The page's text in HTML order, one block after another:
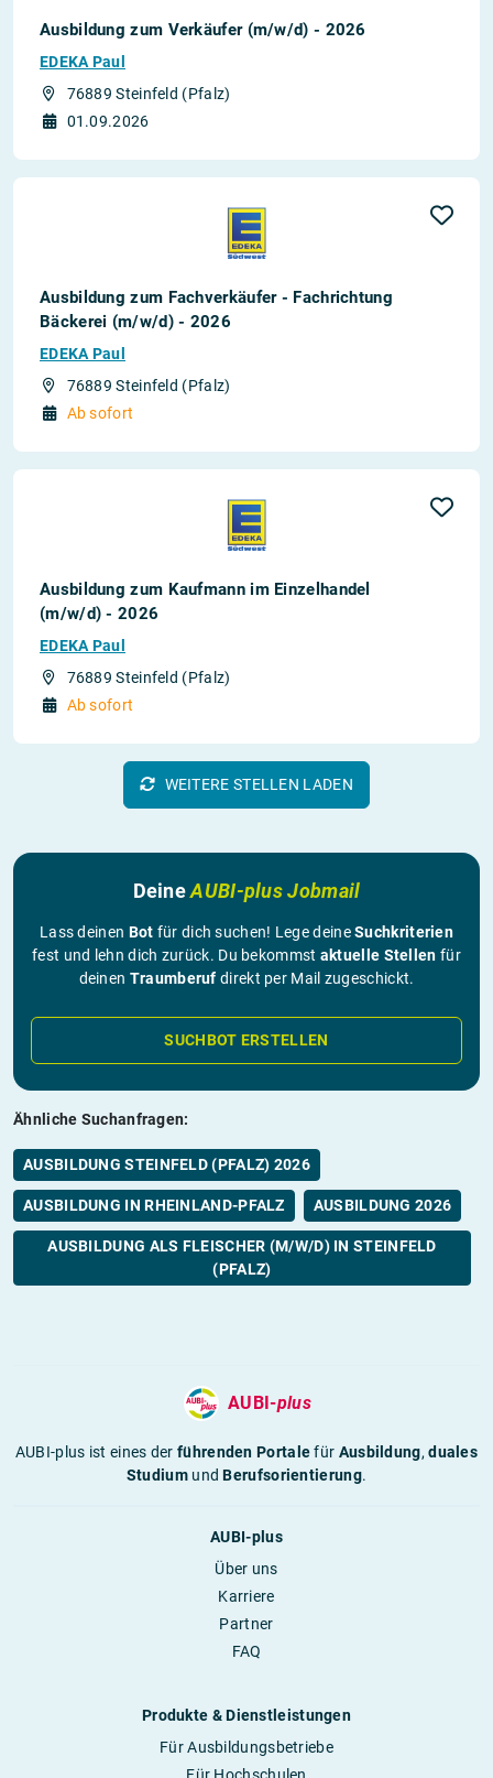
Ausbildung zum Verkäufer (m/w/d) - 2026
EDEKA Paul
76889 Steinfeld (Pfalz)
01.09.2026
Ausbildung zum Fachverkäufer - Fachrichtung
Bäckerei (m/w/d) - 2026
EDEKA Paul
76889 Steinfeld (Pfalz)
Ab sofort
Ausbildung zum Kaufmann im Einzelhandel
(m/w/d) - 2026
EDEKA Paul
76889 Steinfeld (Pfalz)
Ab sofort
WEITERE STELLEN LADEN
DeineAUBI-plus Jobmail
Lass deinen Bot für dich suchen! Lege deineSuchkriterien
fest und lehn dich zurück. Du bekommst aktuelle Stellen für
deinen Traumberuf direkt per Mail zugeschickt.
SUCHBOT ERSTELLEN
Ähnliche Suchanfragen:
AUSBILDUNG STEINFELD (PFALZ) 2026
AUSBILDUNG IN RHEINLAND-PFALZ AUSBILDUNG 2026
AUSBILDUNG ALS FLEISCHER (M/W/D) IN STEINFELD
(PFALZ)
AUBI-plus
AUBI-plus ist eines derführenden Portalefür Ausbildung,duales
StudiumundBerufsorientierung.
AUBI-plus
Über uns
Karriere
Partner
FAQ
Produkte & Dienstleistungen
Für Ausbildungsbetriebe